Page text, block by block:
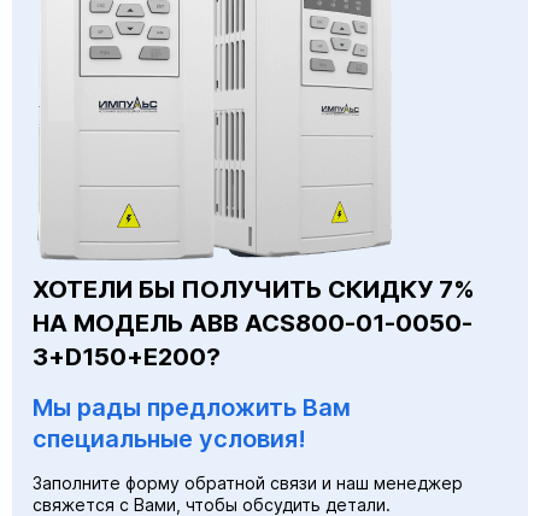
ХОТЕЛИ БЫ ПОЛУЧИТЬ СКИДКУ 7%
НА МОДЕЛЬ ABB ACS800-01-0050-
3+D150+E200?
Мы рады предложить Вам
специальные условия!
Заполните форму обратной связи и наш менеджер
свяжется с Вами, чтобы обсудить детали.